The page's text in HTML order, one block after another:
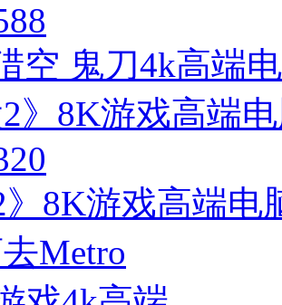
空 鬼刀4k高端
》8K游戏高端